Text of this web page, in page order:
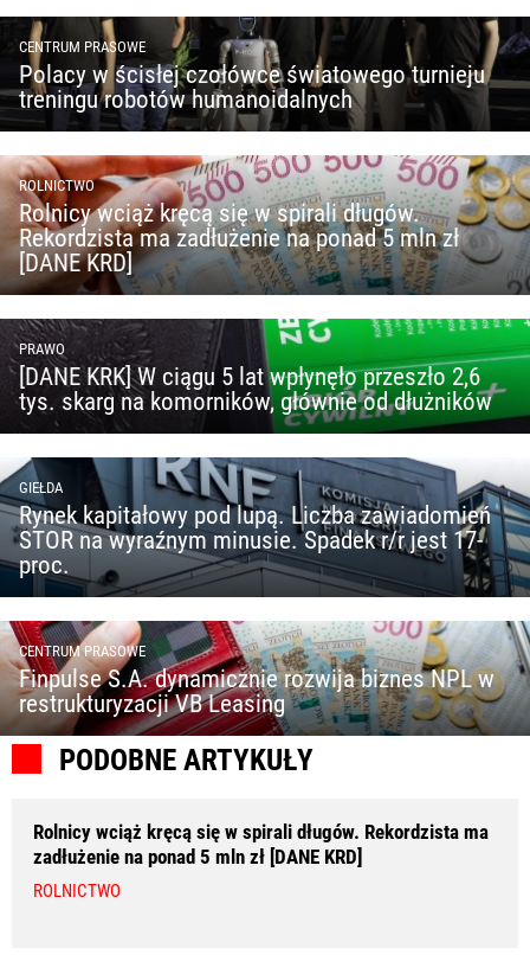
CENTRUM PRASOWE
Polacy w ścisłej czołówce światowego turnieju
treningu robotów humanoidalnych
ROLNICTWO
Rolnicy wciąż kręcą się w spirali długów.
Rekordzista ma zadłużenie na ponad 5 mln zł
[DANE KRD]
PRAWO
[DANE KRK] W ciągu 5 lat wpłynęło przeszło 2,6
tys. skarg na komorników, głównie od dłużników
GIEŁDA
Rynek kapitałowy pod lupą. Liczba zawiadomień
STOR na wyraźnym minusie. Spadek r/r jest 17-
proc.
CENTRUM PRASOWE
Finpulse S.A. dynamicznie rozwija biznes NPL w
restrukturyzacji VB Leasing
PODOBNE ARTYKUŁY
Rolnicy wciąż kręcą się w spirali długów. Rekordzista ma
zadłużenie na ponad 5 mln zł [DANE KRD]
ROLNICTWO